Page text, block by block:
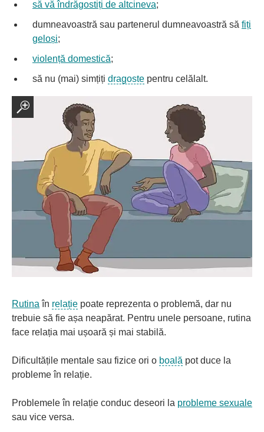
să vă îndrăgostiți de altcineva;
dumneavoastră sau partenerul dumneavoastră să fiți
geloși;
violență domestică;
să nu (mai) simțiți dragoste pentru celălalt.
Rutina în relație poate reprezenta o problemă, dar nu
trebuie să fie așa neapărat. Pentru unele persoane, rutina
face relația mai ușoară și mai stabilă.
Dificultățile mentale sau fizice ori o boală pot duce la
probleme în relație.
Problemele în relație conduc deseori la probleme sexuale
sau vice versa.